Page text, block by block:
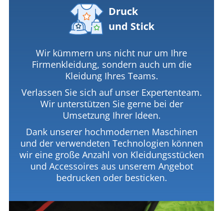
Druck
und Stick
Wir kümmern uns nicht nur um Ihre
Firmenkleidung, sondern auch um die
Kleidung Ihres Teams.
Verlassen Sie sich auf unser Expertenteam.
Wir unterstützen Sie gerne bei der
Umsetzung Ihrer Ideen.
Dank unserer hochmodernen Maschinen
und der verwendeten Technologien können
wir eine große Anzahl von Kleidungsstücken
und Accessoires aus unserem Angebot
bedrucken oder besticken.